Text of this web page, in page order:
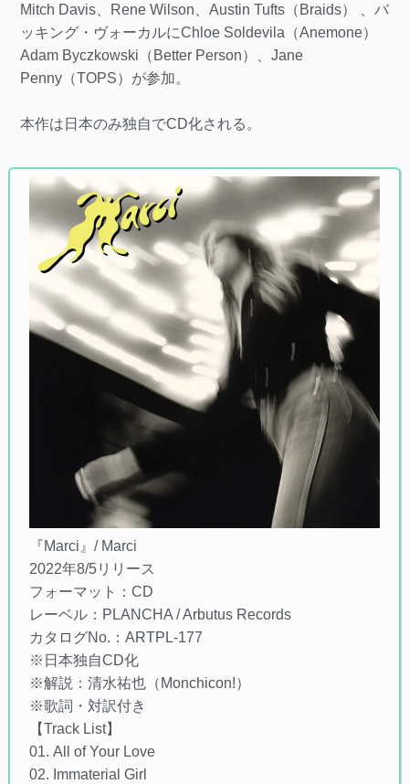
Mitch Davis、Rene Wilson、Austin Tufts（Braids） 、バ
ッキング・ヴォーカルにChloe Soldevila（Anemone）
Adam Byczkowski（Better Person）、Jane
Penny（TOPS）が参加。
本作は日本のみ独自でCD化される。
『Marci』/ Marci
2022年8/5リリース
フォーマット：CD
レーベル：PLANCHA / Arbutus Records
カタログNo.：ARTPL-177
※日本独自CD化
※解説：清水祐也（Monchicon!）
※歌詞・対訳付き
【Track List】
01. All of Your Love
02. Immaterial Girl